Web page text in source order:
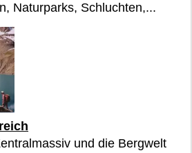
Naturparks, Schluchten,...
und die Bergwelt